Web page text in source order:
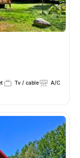
Tv / cable
A/C